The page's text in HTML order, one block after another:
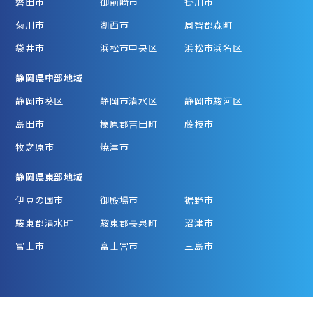
菊川市
湖西市
周智郡森町
袋井市
浜松市中央区 浜松市浜名区
静岡県中部地域
静岡市葵区
静岡市清水区
静岡市駿河区
島田市
榛原郡吉田町
藤枝市
牧之原市
焼津市
静岡県東部地域
伊豆の国市
御殿場市
裾野市
駿東郡清水町
駿東郡長泉町
沼津市
富士市
富士宮市 三島市